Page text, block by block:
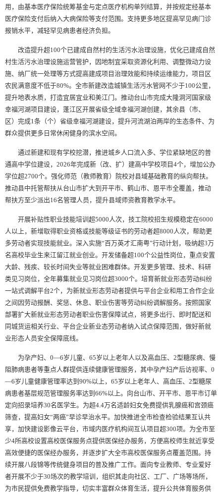
用，由基本医疗保险统筹基金与定点医疗机构单列结算，并按规定经基本
医疗保险支付后纳入大病保险等支付范围。支持更多地区提高罕见病门诊
报销水平，减轻罕见病患者经济负担。
改造提升超100个已建成自然村的生活污水治理设施，优化已建成自然
村生活污水治理设施运营管护，因地制宜采取资源化利用、调整微动力设
施、纳厂统一处理等方式提高建成项目治理效能和持续运维能力，项目区
农民满意度不低于80%。全市新建改造城镇生活污水管网不少于100公里，
提升地表水质，打造宜居宜业和美江门。推动台山市完成大隆洞河国家级
幸福河湖项目建设，蓬江区开展省级全域幸福河湖创建，其余县（市、
区）完成1条（个）省级幸福河湖建设，提升河流湖泊两岸的生态条件、为
群众提供更多日常休闲健身的滨水空间。
通过新建和现有学校挖潜，推进城乡人口流入多、学位紧缺地区的普
通高中学位建设，2026年完成新（改、扩）建高中学校项目4个，增加公办
学位超2700个。强化师范（教师教育）院校对县域基础教育的纵向帮扶。
推动县中托管帮扶从台山市扩大到开平市、鹤山市、恩平市全覆盖，推动
帮扶方至少派出16名管理人员，提升县域师资教育教学水平。
开展补贴性职业技能培训超5000人次，技工院校招生规模稳定在6000
人以上，新增取得职业资格或技能等级证书的劳动者超8000人次，帮助更
多劳动者实现技能就业。深入实施“百万英才汇南粤”行动计划，吸纳超3万
名高校毕业生来江留江就业创业。开发储备超100个公益性岗位，重点安置
大龄、残疾、较长时间失业等就业困难群体。开发更多管理、技术、科研
类见习岗位，全年募集就业见习岗位超3000个。培育新就业形态劳动纠纷
一站式调解平台2个，为新就业形态劳动者提供与平台企业和用工合作企业
之间因劳动报酬、奖惩、休息、职业伤害等劳动纠纷调解服务。按照国家
部署扩大新就业形态劳动者职业伤害保障试点，将更多出行、即时配送和
同城货运相关行业、平台企业新业态劳动者纳入试点保障范围，做好新就
业形态人员安全保障底线。
为孕产妇、0—6岁儿童、65岁以上老年人以及高血压、2型糖尿病、慢
阻肺病患者等重点人群提供连续健康管理服务，其中孕产妇产后访视率、0
—6岁儿童健康管理率达到90%以上，65岁以上老年人、高血压、2型糖尿
病患者基层规范管理服务率达到66%以上。向台山市、开平市、恩平市订单
定向招录培养30名医学生。为超4.4万名适龄妇女免费提供乳腺癌和宫颈癌
筛查，提高妇女“两癌”早诊早治水平。加快推进全市检查检验结果互认共
享，加快建设影像云平台，市域内医疗机构间互认项目超300项。为全市至
少4所高校设置高校医保服务点提供医保经办服务，方便高校师生就近享受
高效便捷的医保经办服务，并逐步扩大全市高校医保服务点覆盖范围。持
续开展八段锦等传统健身项目的普及推广工作。面向专业教师、专业爱好
者开展不少于30场次的教学培训，组织其走向社区、工厂、广场等场所，
为市民提供免费教学指导，切实丰富群众体育生活，提升公共体育服务供